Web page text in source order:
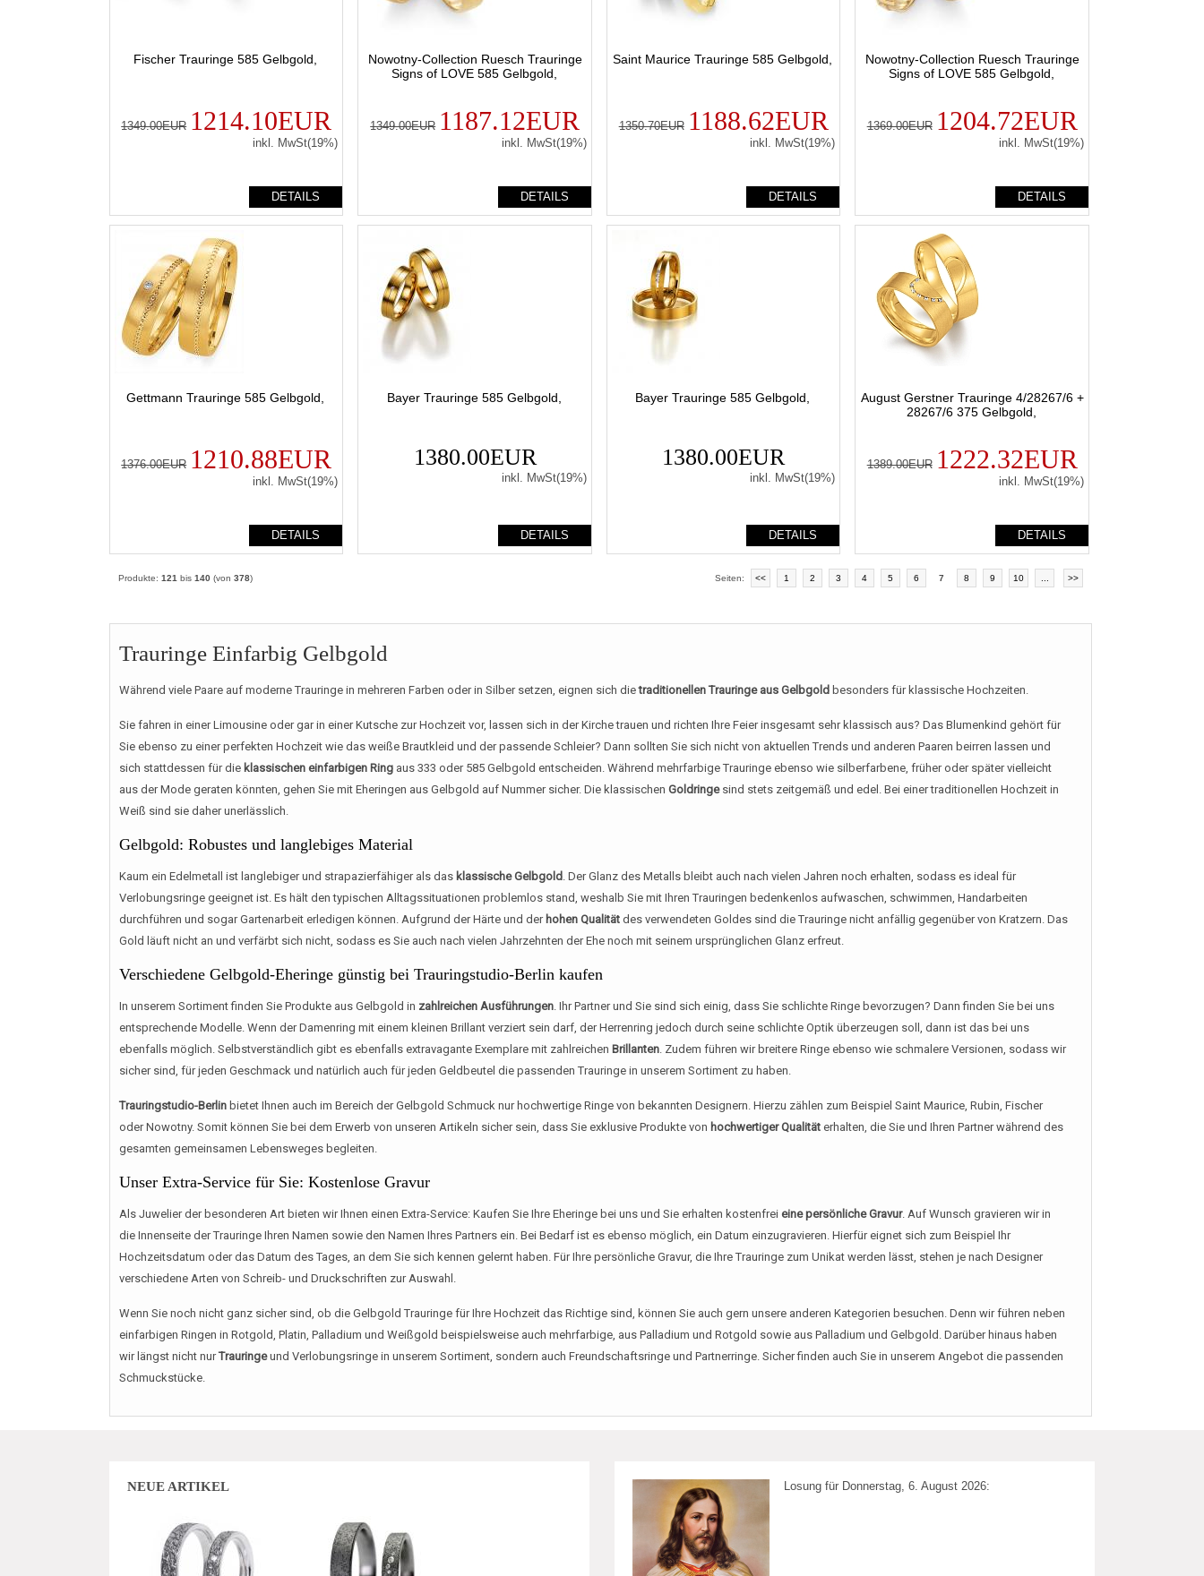
Fischer Trauringe 585 Gelbgold,
1349.00EUR 1214.10EUR
inkl. MwSt(19%)
DETAILS
Nowotny-Collection Ruesch Trauringe
Signs of LOVE 585 Gelbgold,
1349.00EUR 1187.12EUR
inkl. MwSt(19%)
DETAILS
Saint Maurice Trauringe 585 Gelbgold,
1350.70EUR 1188.62EUR
inkl. MwSt(19%)
DETAILS
Nowotny-Collection Ruesch Trauringe
Signs of LOVE 585 Gelbgold,
1369.00EUR 1204.72EUR
inkl. MwSt(19%)
DETAILS
Gettmann Trauringe 585 Gelbgold,
1376.00EUR 1210.88EUR
inkl. MwSt(19%)
DETAILS
Bayer Trauringe 585 Gelbgold,
1380.00EUR
inkl. MwSt(19%)
DETAILS
Bayer Trauringe 585 Gelbgold,
1380.00EUR
inkl. MwSt(19%)
DETAILS
August Gerstner Trauringe 4/28267/6 +
28267/6 375 Gelbgold,
1389.00EUR 1222.32EUR
inkl. MwSt(19%)
DETAILS
Produkte: 121 bis 140 (von 378) Seiten: << 1 2 3 4 5 6 7 8 9 10 >>
Trauringe Einfarbig Gelbgold
Während viele Paare auf moderne Trauringe in mehreren Farben oder in Silber setzen, eignen sich dietraditionellen Trauringe aus Gelbgold besonders für klassische Hochzeiten.
Sie fahren in einer Limousine oder gar in einer Kutsche zur Hochzeit vor, lassen sich in der Kirche trauen und richten Ihre Feier insgesamt sehr klassisch aus? Das Blumenkind gehört für
Sie ebenso zu einer perfekten Hochzeit wie das weiße Brautkleid und der passende Schleier? Dann sollten Sie sich nicht von aktuellen Trends und anderen Paaren beirren lassen und
sich stattdessen für die klassischen einfarbigen Ring aus 333 oder 585 Gelbgold entscheiden. Während mehrfarbige Trauringe ebenso wie silberfarbene, früher oder später vielleicht
aus der Mode geraten könnten, gehen Sie mit Eheringen aus Gelbgold auf Nummer sicher. Die klassischen Goldringesind stets zeitgemäß und edel. Bei einer traditionellen Hochzeit in
Weiß sind sie daher unerlässlich.
Gelbgold: Robustes und langlebiges Material
Kaum ein Edelmetall ist langlebiger und strapazierfähiger als das klassische Gelbgold. Der Glanz des Metalls bleibt auch nach vielen Jahren noch erhalten, sodass es ideal für
Verlobungsringe geeignet ist. Es hält den typischen Alltagssituationen problemlos stand, weshalb Sie mit Ihren Trauringen bedenkenlos aufwaschen, schwimmen, Handarbeiten
durchführen und sogar Gartenarbeit erledigen können. Aufgrund der Härte und der hohen Qualität des verwendeten Goldes sind die Trauringe nicht anfällig gegenüber von Kratzern. Das
Gold läuft nicht an und verfärbt sich nicht, sodass es Sie auch nach vielen Jahrzehnten der Ehe noch mit seinem ursprünglichen Glanz erfreut.
Verschiedene Gelbgold-Eheringe günstig bei Trauringstudio-Berlin kaufen
In unserem Sortiment finden Sie Produkte aus Gelbgold in zahlreichen Ausführungen. Ihr Partner und Sie sind sich einig, dass Sie schlichte Ringe bevorzugen? Dann finden Sie bei uns
entsprechende Modelle. Wenn der Damenring mit einem kleinen Brillant verziert sein darf, der Herrenring jedoch durch seine schlichte Optik überzeugen soll, dann ist das bei uns
ebenfalls möglich. Selbstverständlich gibt es ebenfalls extravagante Exemplare mit zahlreichen Brillanten. Zudem führen wir breitere Ringe ebenso wie schmalere Versionen, sodass wir
sicher sind, für jeden Geschmack und natürlich auch für jeden Geldbeutel die passenden Trauringe in unserem Sortiment zu haben.
Trauringstudio-Berlin bietet Ihnen auch im Bereich der Gelbgold Schmuck nur hochwertige Ringe von bekannten Designern. Hierzu zählen zum Beispiel Saint Maurice, Rubin, Fischer
oder Nowotny. Somit können Sie bei dem Erwerb von unseren Artikeln sicher sein, dass Sie exklusive Produkte von hochwertiger Qualität erhalten, die Sie und Ihren Partner während des
gesamten gemeinsamen Lebensweges begleiten.
Unser Extra-Service für Sie: Kostenlose Gravur
Als Juwelier der besonderen Art bieten wir Ihnen einen Extra-Service: Kaufen Sie Ihre Eheringe bei uns und Sie erhalten kostenfrei eine persönliche Gravur. Auf Wunsch gravieren wir in
die Innenseite der Trauringe Ihren Namen sowie den Namen Ihres Partners ein. Bei Bedarf ist es ebenso möglich, ein Datum einzugravieren. Hierfür eignet sich zum Beispiel Ihr
Hochzeitsdatum oder das Datum des Tages, an dem Sie sich kennen gelernt haben. Für Ihre persönliche Gravur, die Ihre Trauringe zum Unikat werden lässt, stehen je nach Designer
verschiedene Arten von Schreib- und Druckschriften zur Auswahl.
Wenn Sie noch nicht ganz sicher sind, ob die Gelbgold Trauringe für Ihre Hochzeit das Richtige sind, können Sie auch gern unsere anderen Kategorien besuchen. Denn wir führen neben
einfarbigen Ringen in Rotgold, Platin, Palladium und Weißgold beispielsweise auch mehrfarbige, aus Palladium und Rotgold sowie aus Palladium und Gelbgold. Darüber hinaus haben
wir längst nicht nurTrauringeund Verlobungsringe in unserem Sortiment, sondern auch Freundschaftsringe und Partnerringe. Sicher finden auch Sie in unserem Angebot die passenden
Schmuckstücke.
NEUE ARTIKEL Losung für Donnerstag, 6. August 2026: